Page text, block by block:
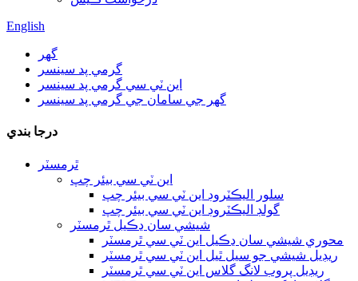
English
گھر
گرمي پد سينسر
اين ٽي سي گرمي پد سينسر
گھر جي سامان جي گرمي پد سينسر
درجا بندي
ٿرمسٽر
اين ٽي سي بيئر چپ
سلور اليڪٽروڊ اين ٽي سي بيئر چپ
گولڊ اليڪٽروڊ اين ٽي سي بيئر چپ
شيشي سان ڍڪيل ٿرمسٽر
محوري شيشي سان ڍڪيل اين ٽي سي ٿرمسٽر
ريڊيل شيشي جو سيل ٿيل اين ٽي سي ٿرمسٽر
ريڊيل پروب لانگ گلاس اين ٽي سي ٿرمسٽر